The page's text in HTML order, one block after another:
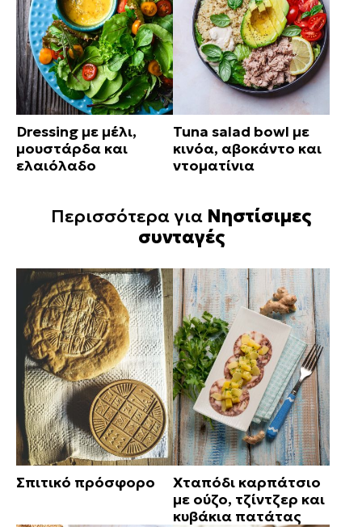
Dressing με μέλι,
μουστάρδα και
ελαιόλαδο
Tuna salad bowl με
κινόα, αβοκάντο και
ντοματίνια
Περισσότερα για Νηστίσιμες
συνταγές
Σπιτικό πρόσφορο
Χταπόδι καρπάτσιο
με ούζο, τζίντζερ και
κυβάκια πατάτας